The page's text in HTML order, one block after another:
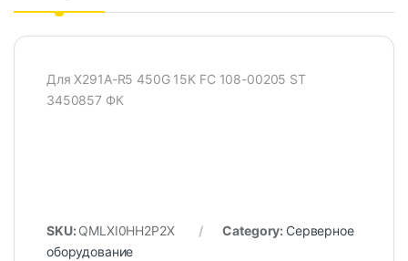
Для X291A-R5 450G 15K FC 108-00205 ST
3450857 ФК
SKU: QMLXI0HH2P2X Category: Серверное
оборудование